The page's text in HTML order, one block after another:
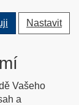
Nastavit
Vašeho
a
Přepnout
uživatele
zboží